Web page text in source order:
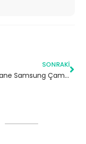
SONRAKI
Kâğıthane Samsung Çamaşır Makinesi Servisi